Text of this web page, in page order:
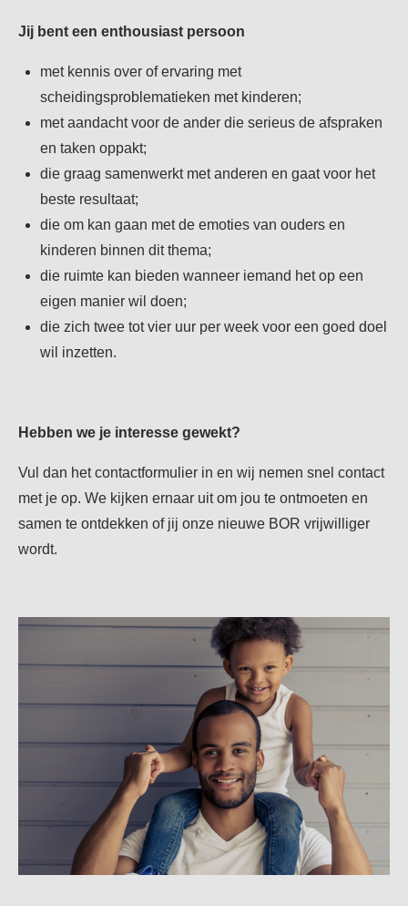
Jij bent een enthousiast persoon
met kennis over of ervaring met
scheidingsproblematieken met kinderen;
met aandacht voor de ander die serieus de afspraken
en taken oppakt;
die graag samenwerkt met anderen en gaat voor het
beste resultaat;
die om kan gaan met de emoties van ouders en
kinderen binnen dit thema;
die ruimte kan bieden wanneer iemand het op een
eigen manier wil doen;
die zich twee tot vier uur per week voor een goed doel
wil inzetten.
Hebben we je interesse gewekt?
Vul dan het contactformulier in en wij nemen snel contact
met je op. We kijken ernaar uit om jou te ontmoeten en
samen te ontdekken of jij onze nieuwe BOR vrijwilliger
wordt.